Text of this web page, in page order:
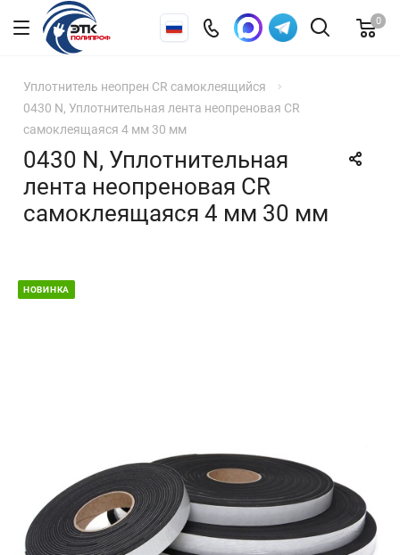
0
Уплотнитель неопрен CR самоклеящийся
0430 N, Уплотнительная лента неопреновая CR
самоклеящаяся 4 мм 30 мм
0430 N, Уплотнительная
лента неопреновая CR
самоклеящаяся 4 мм 30 мм
НОВИНКА